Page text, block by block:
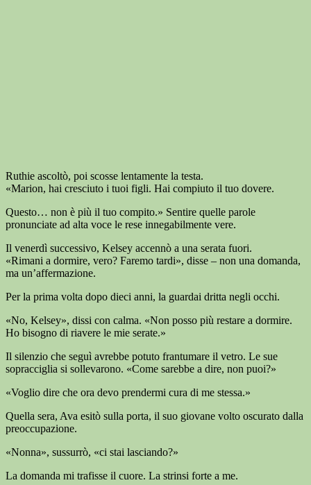
Ruthie ascoltò, poi scosse lentamente la testa.
«Marion, hai cresciuto i tuoi figli. Hai compiuto il tuo dovere.
Questo… non è più il tuo compito.» Sentire quelle parole
pronunciate ad alta voce le rese innegabilmente vere.
Il venerdì successivo, Kelsey accennò a una serata fuori.
«Rimani a dormire, vero? Faremo tardi», disse – non una domanda,
ma un’affermazione.
Per la prima volta dopo dieci anni, la guardai dritta negli occhi.
«No, Kelsey», dissi con calma. «Non posso più restare a dormire.
Ho bisogno di riavere le mie serate.»
Il silenzio che seguì avrebbe potuto frantumare il vetro. Le sue
sopracciglia si sollevarono. «Come sarebbe a dire, non puoi?»
«Voglio dire che ora devo prendermi cura di me stessa.»
Quella sera, Ava esitò sulla porta, il suo giovane volto oscurato dalla
preoccupazione.
«Nonna», sussurrò, «ci stai lasciando?»
La domanda mi trafisse il cuore. La strinsi forte a me.